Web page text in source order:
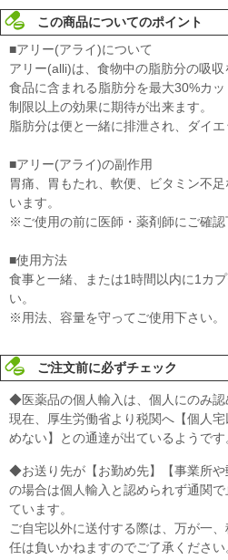
この商品についてのポイント
■アリー(アライ)について
アリー(alli)は、食物中の脂肪分の吸収
食品に含まれる脂肪分を最大30%カ
制限以上の効果に期待が出来ます。
脂肪分は便と一緒に排泄され、ダイエ
■アリー(アライ)の副作用
胃痛、胃もたれ、軟便、ビタミン不
います。
※ご使用の前に医師・薬剤師にご確認
■使用方法
食事と一緒、または1時間以内に1カ
い。
※用法、容量を守ってご使用下さい。
ご注文前に必ずチェック
◆医薬品の個人輸入は、個人にのみ認
現在、厚生労働省より税関へ【個人
めない】との通達が出ているようです
◆お送り先が【お勤め先】【事業所や
の場合は個人輸入と認められず通関
ています。
ご自宅以外に送付する際は、万が一
任は負いかねますのでご了承ください